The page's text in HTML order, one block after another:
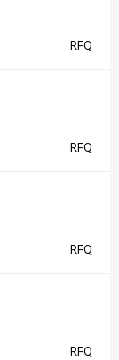
RFQ
RFQ
RFQ
RFQ